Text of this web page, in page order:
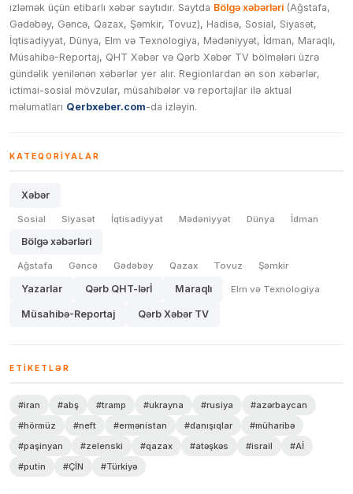
izləmək üçün etibarlı xəbər saytıdır. Saytda Bölgə xəbərləri (Ağstafa,
Gədəbəy, Gəncə, Qazax, Şəmkir, Tovuz), Hadisə, Sosial, Siyasət,
İqtisadiyyat, Dünya, Elm və Texnologiya, Mədəniyyət, İdman, Maraqlı,
Müsahibə-Reportaj, QHT Xəbər və Qərb Xəbər TV bölmələri üzrə
gündəlik yenilənən xəbərlər yer alır. Regionlardan ən son xəbərlər,
ictimai-sosial mövzular, müsahibələr və reportajlar ilə aktual
məlumatları Qerbxeber.com-da izləyin.
KATEQORIYALAR
Xəbər
Sosial Siyasət İqtisadiyyat Mədəniyyət Dünya İdman
Bölgə xəbərləri
Ağstafa Gəncə Gədəbəy Qazax Tovuz Şəmkir
Yazarlar Qərb QHT-lərİ Maraqlı Elm və Texnologiya
Müsahibə-Reportaj Qərb Xəbər TV
ETIKETLƏR
#iran #abş #tramp #ukrayna #rusiya
#azərbaycan
#hörmüz
#neft #ermənistan #danışıqlar
#müharibə
#paşinyan
#zelenski #qazax #atəşkəs #israil
#Aİ
#putin
#ÇİN #Türkiyə